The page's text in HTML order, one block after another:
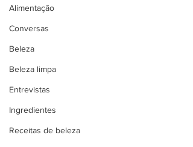
Alimentação
Conversas
Beleza
Beleza limpa
Entrevistas
Ingredientes
Receitas de beleza